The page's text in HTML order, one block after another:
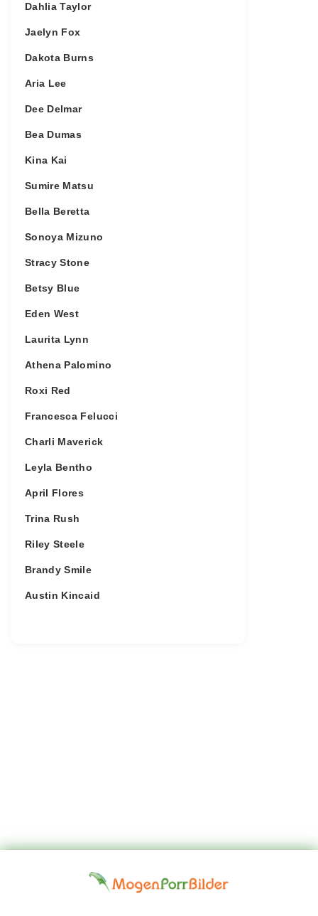
Dahlia Taylor
Jaelyn Fox
Dakota Burns
Aria Lee
Dee Delmar
Bea Dumas
Kina Kai
Sumire Matsu
Bella Beretta
Sonoya Mizuno
Stracy Stone
Betsy Blue
Eden West
Laurita Lynn
Athena Palomino
Roxi Red
Francesca Felucci
Charli Maverick
Leyla Bentho
April Flores
Trina Rush
Riley Steele
Brandy Smile
Austin Kincaid